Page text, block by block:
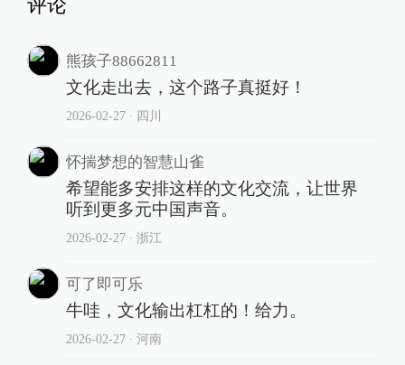
评论
熊孩子88662811
文化走出去，这个路子真挺好！
2026-02-27∙ 四川
怀揣梦想的智慧山雀
希望能多安排这样的文化交流，让世界
听到更多元中国声音。
2026-02-27∙ 浙江
可了即可乐
牛哇，文化输出杠杠的！给力。
2026-02-27∙ 河南